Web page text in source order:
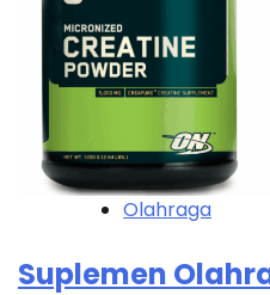
Olahraga
Suplemen